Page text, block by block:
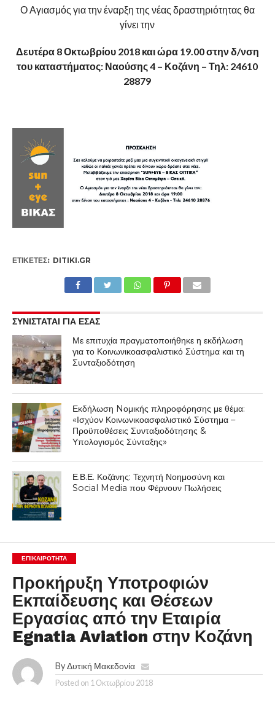
Ο Αγιασμός για την έναρξη της νέας δραστηριότητας θα
γίνει την
Δευτέρα 8 Οκτωβρίου 2018 και ώρα 19.00 στην δ/νση
του καταστήματος: Ναούσης 4 – Κοζάνη – Τηλ: 24610
28879
ΕΤΙΚΕΤΕΣ: DITIKI.GR
ΣΥΝΙΣΤΑΤΑΙ ΓΙΑ ΕΣΑΣ
Με επιτυχία πραγματοποιήθηκε η εκδήλωση
για το Κοινωνικοασφαλιστικό Σύστημα και τη
Συνταξιοδότηση
Εκδήλωση Nομικής πληροφόρησης με θέμα:
«Ισχύον Κοινωνικοασφαλιστικό Σύστημα –
Προϋποθέσεις Συνταξιοδότησης &
Υπολογισμός Σύνταξης»
Ε.Β.Ε. Κοζάνης: Τεχνητή Νοημοσύνη και
Social Media που Φέρνουν Πωλήσεις
ΕΠΙΚΑΙΡΟΤΗΤΑ
Προκήρυξη Υποτροφιών
Εκπαίδευσης και Θέσεων
Εργασίας από την Εταιρία
Egnatia Aviation στην Κοζάνη
By Δυτική Μακεδονία
Posted on 1 Οκτωβρίου 2018